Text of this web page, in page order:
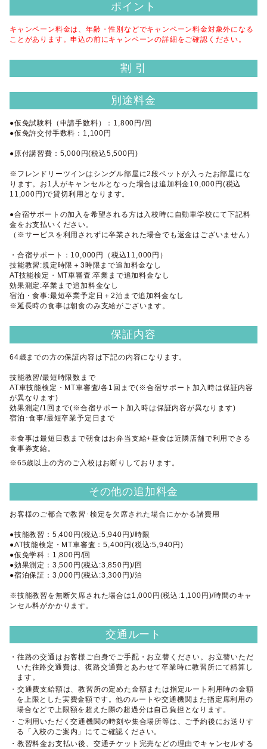
ポイント
キャンペーン料金は、年齢・性別などでキャンペーン料金対象外になる
ことがあります。申込の前にキャンペーンの詳細をご確認ください。
割 引
別途料金
●仮免試験料（申請手数料）：1,800円/回
●仮免許交付手数料：1,100円
●原付講習費：5,000円(税込5,500円)
※フレンドリーツインはシングル部屋に2段ベットが入ったお部屋にな
ります。お1人がキャンセルとなった場合は追加料金10,000円(税込
11,000円)で貸切利用となります。
●合宿サポートの加入を希望される方は入校時に自動車学校にて下記料
金をお支払いください。
（※サービスを利用されずに卒業された場合でも返金はございません）
・合宿サポート：10,000円（税込11,000円）
技能教習:規定時限＋3時限まで追加料金なし
AT技能検定・MT車審査:卒業まで追加料金なし
効果測定:卒業まで追加料金なし
宿泊・食事:最短卒業予定日＋2泊まで追加料金なし
※延長時の食事は朝食のみ支給がございます。
保証内容
64歳までの方の保証内容は下記の内容になります。
技能教習/最短時限数まで
AT車技能検定・MT車審査/各1回まで(※合宿サポート加入時は保証内容
が異なります)
効果測定/1回まで(※合宿サポート加入時は保証内容が異なります)
宿泊･食事/最短卒業予定日まで
※食事は最短日数まで朝食はお弁当支給+昼食は近隣店舗で利用できる
食事券支給。
※65歳以上の方のご入校はお断りしております。
その他の追加料金
お客様のご都合で教習･検定を欠席された場合にかかる諸費用
●技能教習：5,400円(税込:5,940円)/時限
●AT技能検定・MT車審査：5,400円(税込:5,940円)
●仮免学科：1,800円/回
●効果測定：3,500円(税込:3,850円)/回
●宿泊保証：3,000円(税込:3,300円)/泊
※技能教習を無断欠席された場合は1,000円(税込:1,100円)/時間のキャ
ンセル料がかかります。
交通ルート
・往路の交通はお客様ご自身でご手配・お立替ください。お立替いただ
いた往路交通費は、復路交通費とあわせて卒業時に教習所にて精算し
ます。
・交通費支給額は、教習所の定めた金額または指定ルート利用時の金額
を上限とした実費金額です。他のルートや交通機関また指定席利用の
場合などで上限額を超えた際の超過分は自己負担となります。
・ご利用いただく交通機関の時刻や集合場所等は、ご予約後にお送りす
る「入校のご案内」にてご確認ください。
・教習料金お支払い後、交通チケット完売などの理由でキャンセルする